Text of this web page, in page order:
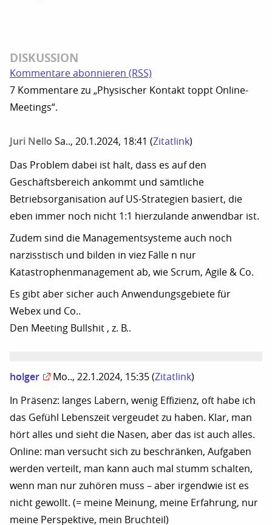
DISKUSSION
Kommentare abonnieren (RSS)
7 Kommentare zu „Physischer Kontakt toppt Online-
Meetings“.
Juri Nello Sa.., 20.1.2024, 18:41 (Zitatlink)
Das Problem dabei ist halt, dass es auf den
Geschäftsbereich ankommt und sämtliche
Betriebsorganisation auf US-Strategien basiert, die
eben immer noch nicht 1:1 hierzulande anwendbar ist.
Zudem sind die Managementsysteme auch noch
narzisstisch und bilden in viez Fälle n nur
Katastrophenmanagement ab, wie Scrum, Agile & Co.
Es gibt aber sicher auch Anwendungsgebiete für
Webex und Co..
Den Meeting Bullshit , z. B..
holger Mo.., 22.1.2024, 15:35 (Zitatlink)
In Präsenz: langes Labern, wenig Effizienz, oft habe ich
das Gefühl Lebenszeit vergeudet zu haben. Klar, man
hört alles und sieht die Nasen, aber das ist auch alles.
Online: man versucht sich zu beschränken, Aufgaben
werden verteilt, man kann auch mal stumm schalten,
wenn man nur zuhören muss – aber irgendwie ist es
nicht gewollt. (= meine Meinung, meine Erfahrung, nur
meine Perspektive, mein Bruchteil)